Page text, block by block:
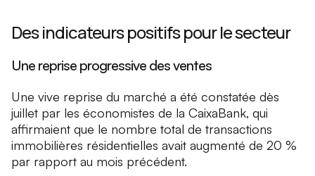
Des indicateurs positifs pour le secteur
Une reprise progressive des ventes
Une vive reprise du marché a été constatée dès
juillet par les économistes de la CaixaBank, qui
affirmaient que le nombre total de transactions
immobilières résidentielles avait augmenté de 20 %
par rapport au mois précédent.